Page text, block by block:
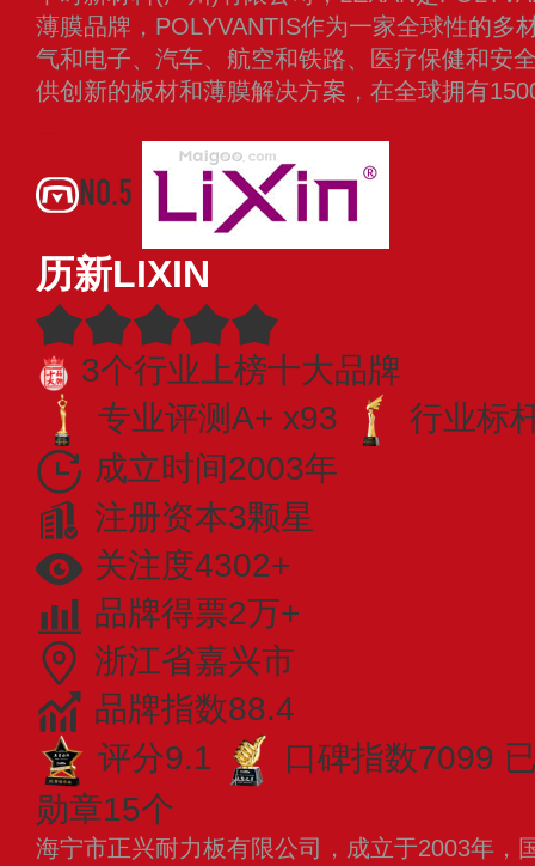
薄膜品牌，POLYVANTIS作为一家全球性的多
气和电子、汽车、航空和铁路、医疗保健和安
供创新的板材和薄膜解决方案，在全球拥有
NO.5
历新LIXIN
3个行业上榜十大品牌
专业评测A+ x93
行业标
成立时间2003年
注册资本3颗星
关注度4302+
品牌得票2万+
浙江省嘉兴市
品牌指数88.4
评分9.1
口碑指数7099
勋章15个
海宁市正兴耐力板有限公司，成立于2003年，